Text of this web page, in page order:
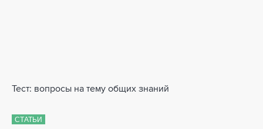
Тест: вопросы на тему общих знаний
СТАТЬИ